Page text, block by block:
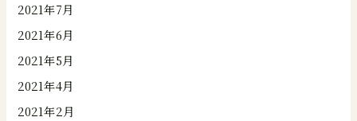
2021年7月
2021年6月
2021年5月
2021年4月
2021年2月